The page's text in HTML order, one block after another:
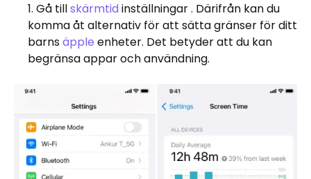
Gå tillskärmtid inställningar . Därifrån kan du
komma åt alternativ för att sätta gränser för ditt
barnsäpple enheter. Det betyder att du kan
begränsa appar och användning.